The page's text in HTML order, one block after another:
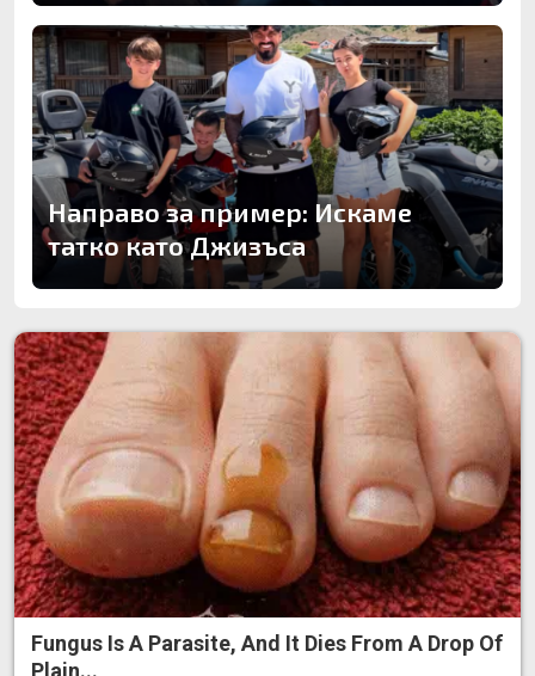
Направо за пример: Искаме
татко като Джизъса
Fungus Is A Parasite, And It Dies From A Drop Of
Plain...